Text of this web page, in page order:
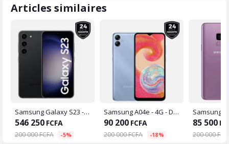
Articles similaires
Samsung Galaxy S23 - 6,1"- 8/128 Go - 50 Mpx - Noir
546 250 FCFA
200 000 FCFA -5%
Samsung A04e - 4G - Dual Sim - 6,5" - 4/128 Go - 13/5 Mpx - Bleu
90 200 FCFA
200 000 FCFA -18%
Samsung
85 500
200 000